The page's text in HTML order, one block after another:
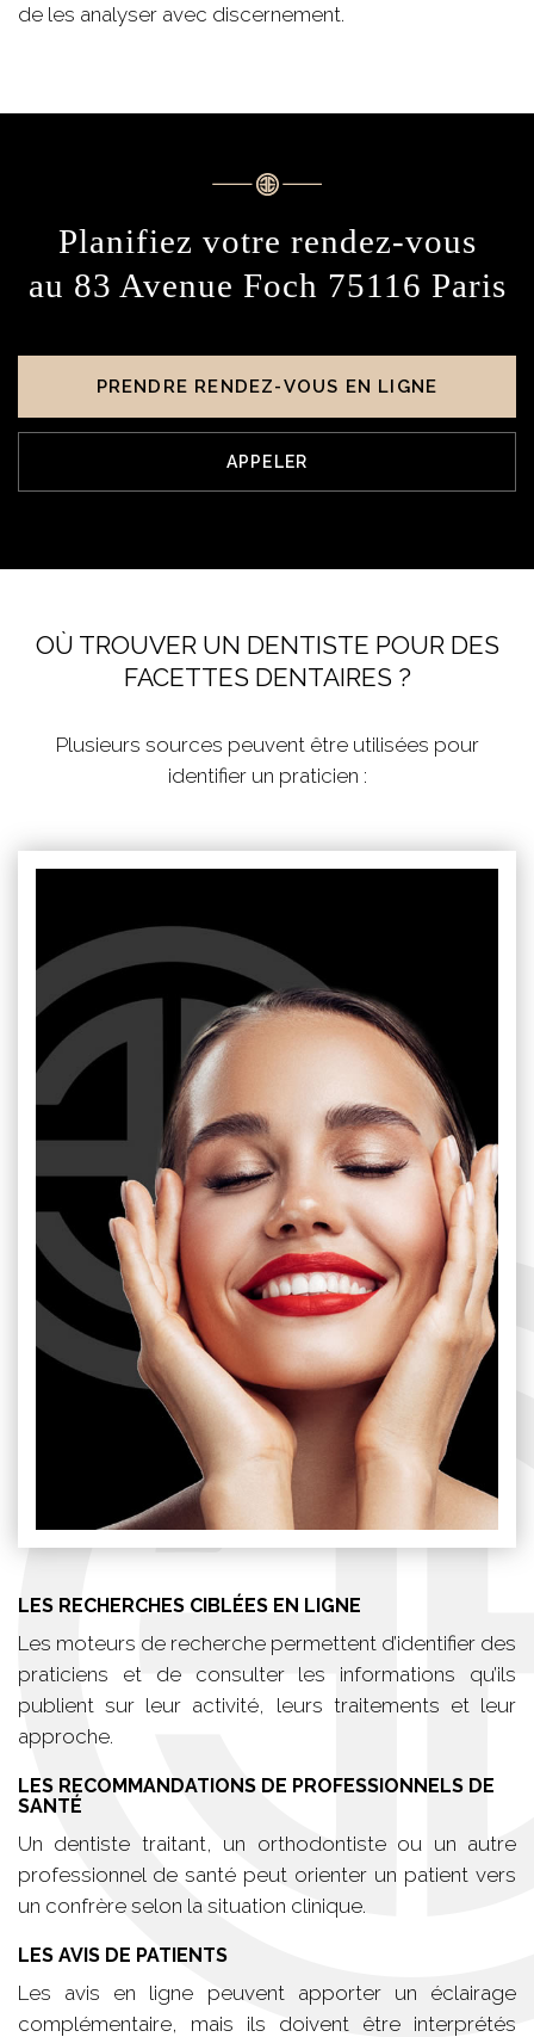
de les analyser avec discernement.
Planifiez votre rendez-vous
au 83 Avenue Foch 75116 Paris
PRENDRE RENDEZ-VOUS EN LIGNE
APPELER
OÙ TROUVER UN DENTISTE POUR DES
FACETTES DENTAIRES ?
Plusieurs sources peuvent être utilisées pour
identifier un praticien :
LES RECHERCHES CIBLÉES EN LIGNE
Les moteurs de recherche permettent d’identifier des
praticiens et de consulter les informations qu’ils
publient sur leur activité, leurs traitements et leur
approche.
LES RECOMMANDATIONS DE PROFESSIONNELS DE
SANTÉ
Un dentiste traitant, un orthodontiste ou un autre
professionnel de santé peut orienter un patient vers
un confrère selon la situation clinique.
LES AVIS DE PATIENTS
Les avis en ligne peuvent apporter un éclairage
complémentaire, mais ils doivent être interprétés